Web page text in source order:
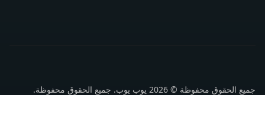
جميع الحقوق محفوظة © 2026 يوب يوب. جميع الحقوق محفوظة.